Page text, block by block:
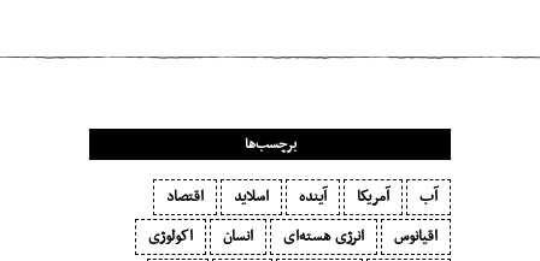
برچسب‌ها
آب آمریکا آینده اسلاید
اقتصاد
اقیانوس
انرژی هسته‌ای انسان
اکولوژی